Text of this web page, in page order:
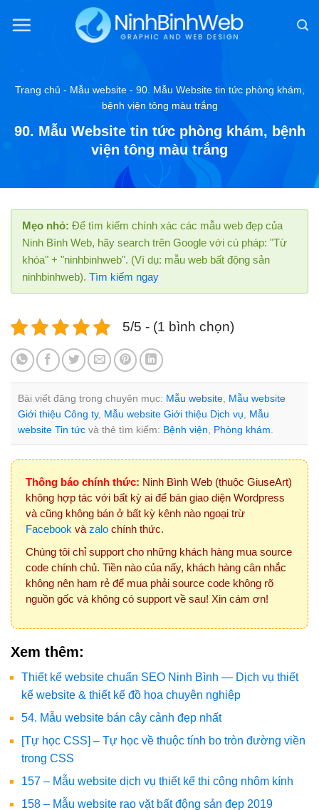
đến
Trang chủ - Mẫu website- 90. Mẫu Website tin tức phòng khám,
bệnh viện tông màu trắng
90. Mẫu Website tin tức phòng khám, bệnh
viện tông màu trắng
Mẹo nhỏ: Để tìm kiếm chính xác các mẫu web đẹp của
Ninh Bình Web, hãy search trên Google với cú pháp: "Từ
khóa" + "ninhbinhweb". (Ví dụ: mẫu web bất động sản
ninhbinhweb). Tìm kiếm ngay
5/5 - (1 bình chọn)
Bài viết đăng trong chuyên mục: Mẫu website Mẫu website
Giới thiệu Công ty, Mẫu website Giới thiệu Dịch vụ
Mẫu
website Tin tức và thẻ tìm kiếm: Bệnh viện Phòng khám
Thông báo chính thức: Ninh Bình Web (thuộc GiuseArt)
không hợp tác với bất kỳ ai để bán giao diện Wordpress
và cũng không bán ở bất kỳ kênh nào ngoại trừ
Facebook và zalo chính thức.
Chúng tôi chỉ support cho những khách hàng mua source
code chính chủ. Tiền nào của nấy, khách hàng cân nhắc
không nên ham rẻ để mua phải source code không rõ
nguồn gốc và không có support về sau! Xin cám ơn!
Xem thêm:
Thiết kế website chuẩn SEO Ninh Bình — Dịch vụ thiết
kế website & thiết kế đồ họa chuyên nghiệp
54. Mẫu website bán cây cảnh đẹp nhất
[Tự học CSS] – Tự học về thuộc tính bo tròn đường viền
trong CSS
157 – Mẫu website dịch vụ thiết kế thi công nhôm kính
158 – Mẫu website rao vặt bất động sản đẹp 2019